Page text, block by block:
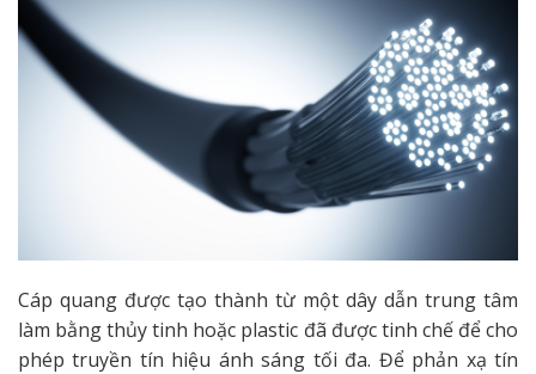
Cáp quang được tạo thành từ một dây dẫn trung tâm
làm bằng thủy tinh hoặc plastic đã được tinh chế để cho
phép truyền tín hiệu ánh sáng tối đa. Để phản xạ tín